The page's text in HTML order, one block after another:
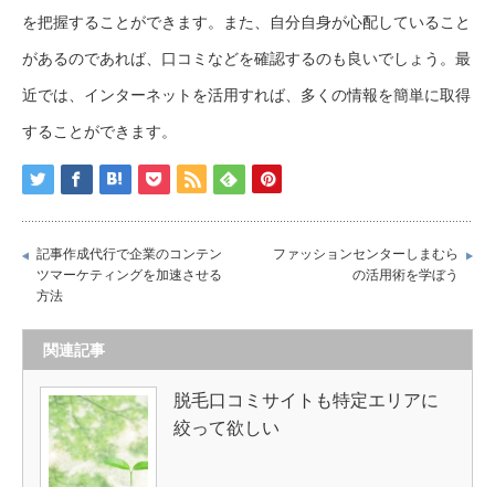
を把握することができます。また、自分自身が心配していること
があるのであれば、口コミなどを確認するのも良いでしょう。最
近では、インターネットを活用すれば、多くの情報を簡単に取得
することができます。
記事作成代行で企業のコンテン
ツマーケティングを加速させる
方法
ファッションセンターしまむら
の活用術を学ぼう
関連記事
脱毛口コミサイトも特定エリアに
絞って欲しい